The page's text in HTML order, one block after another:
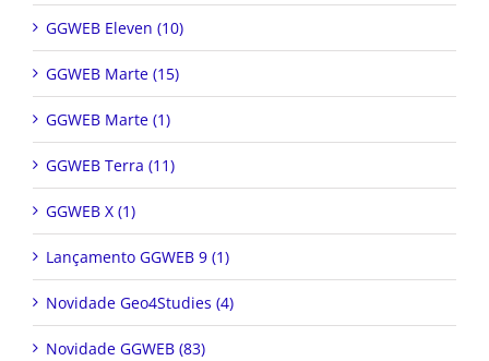
GGWEB Eleven (10)
GGWEB Marte (15)
GGWEB Marte (1)
GGWEB Terra (11)
GGWEB X (1)
Lançamento GGWEB 9 (1)
Novidade Geo4Studies (4)
Novidade GGWEB (83)